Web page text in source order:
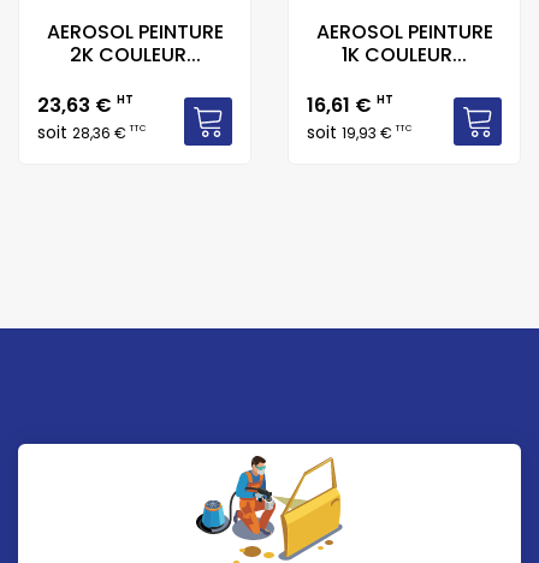
AEROSOL PEINTURE
2K COULEUR...
Prix
23,63 € HT
soit 28,36 €TTC
AEROSOL PEINTURE
1K COULEUR...
Prix
16,61 € HT
soit 19,93 €TTC